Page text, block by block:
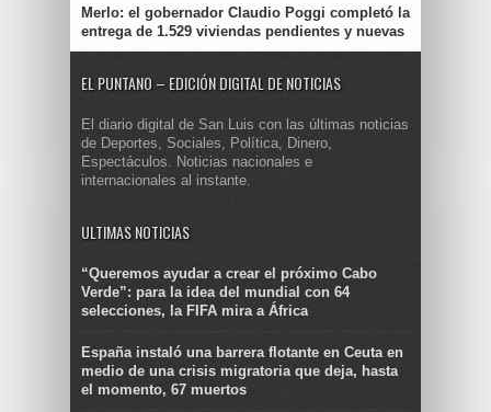
Merlo: el gobernador Claudio Poggi completó la
entrega de 1.529 viviendas pendientes y nuevas
EL PUNTANO – EDICIÓN DIGITAL DE NOTICIAS
El diario digital de San Luis con las últimas noticias
de Deportes, Sociales, Política, Dinero,
Espectáculos. Noticias nacionales e
internacionales al instante.
ULTIMAS NOTICIAS
“Queremos ayudar a crear el próximo Cabo
Verde”: para la idea del mundial con 64
selecciones, la FIFA mira a África
España instaló una barrera flotante en Ceuta en
medio de una crisis migratoria que deja, hasta
el momento, 67 muertos